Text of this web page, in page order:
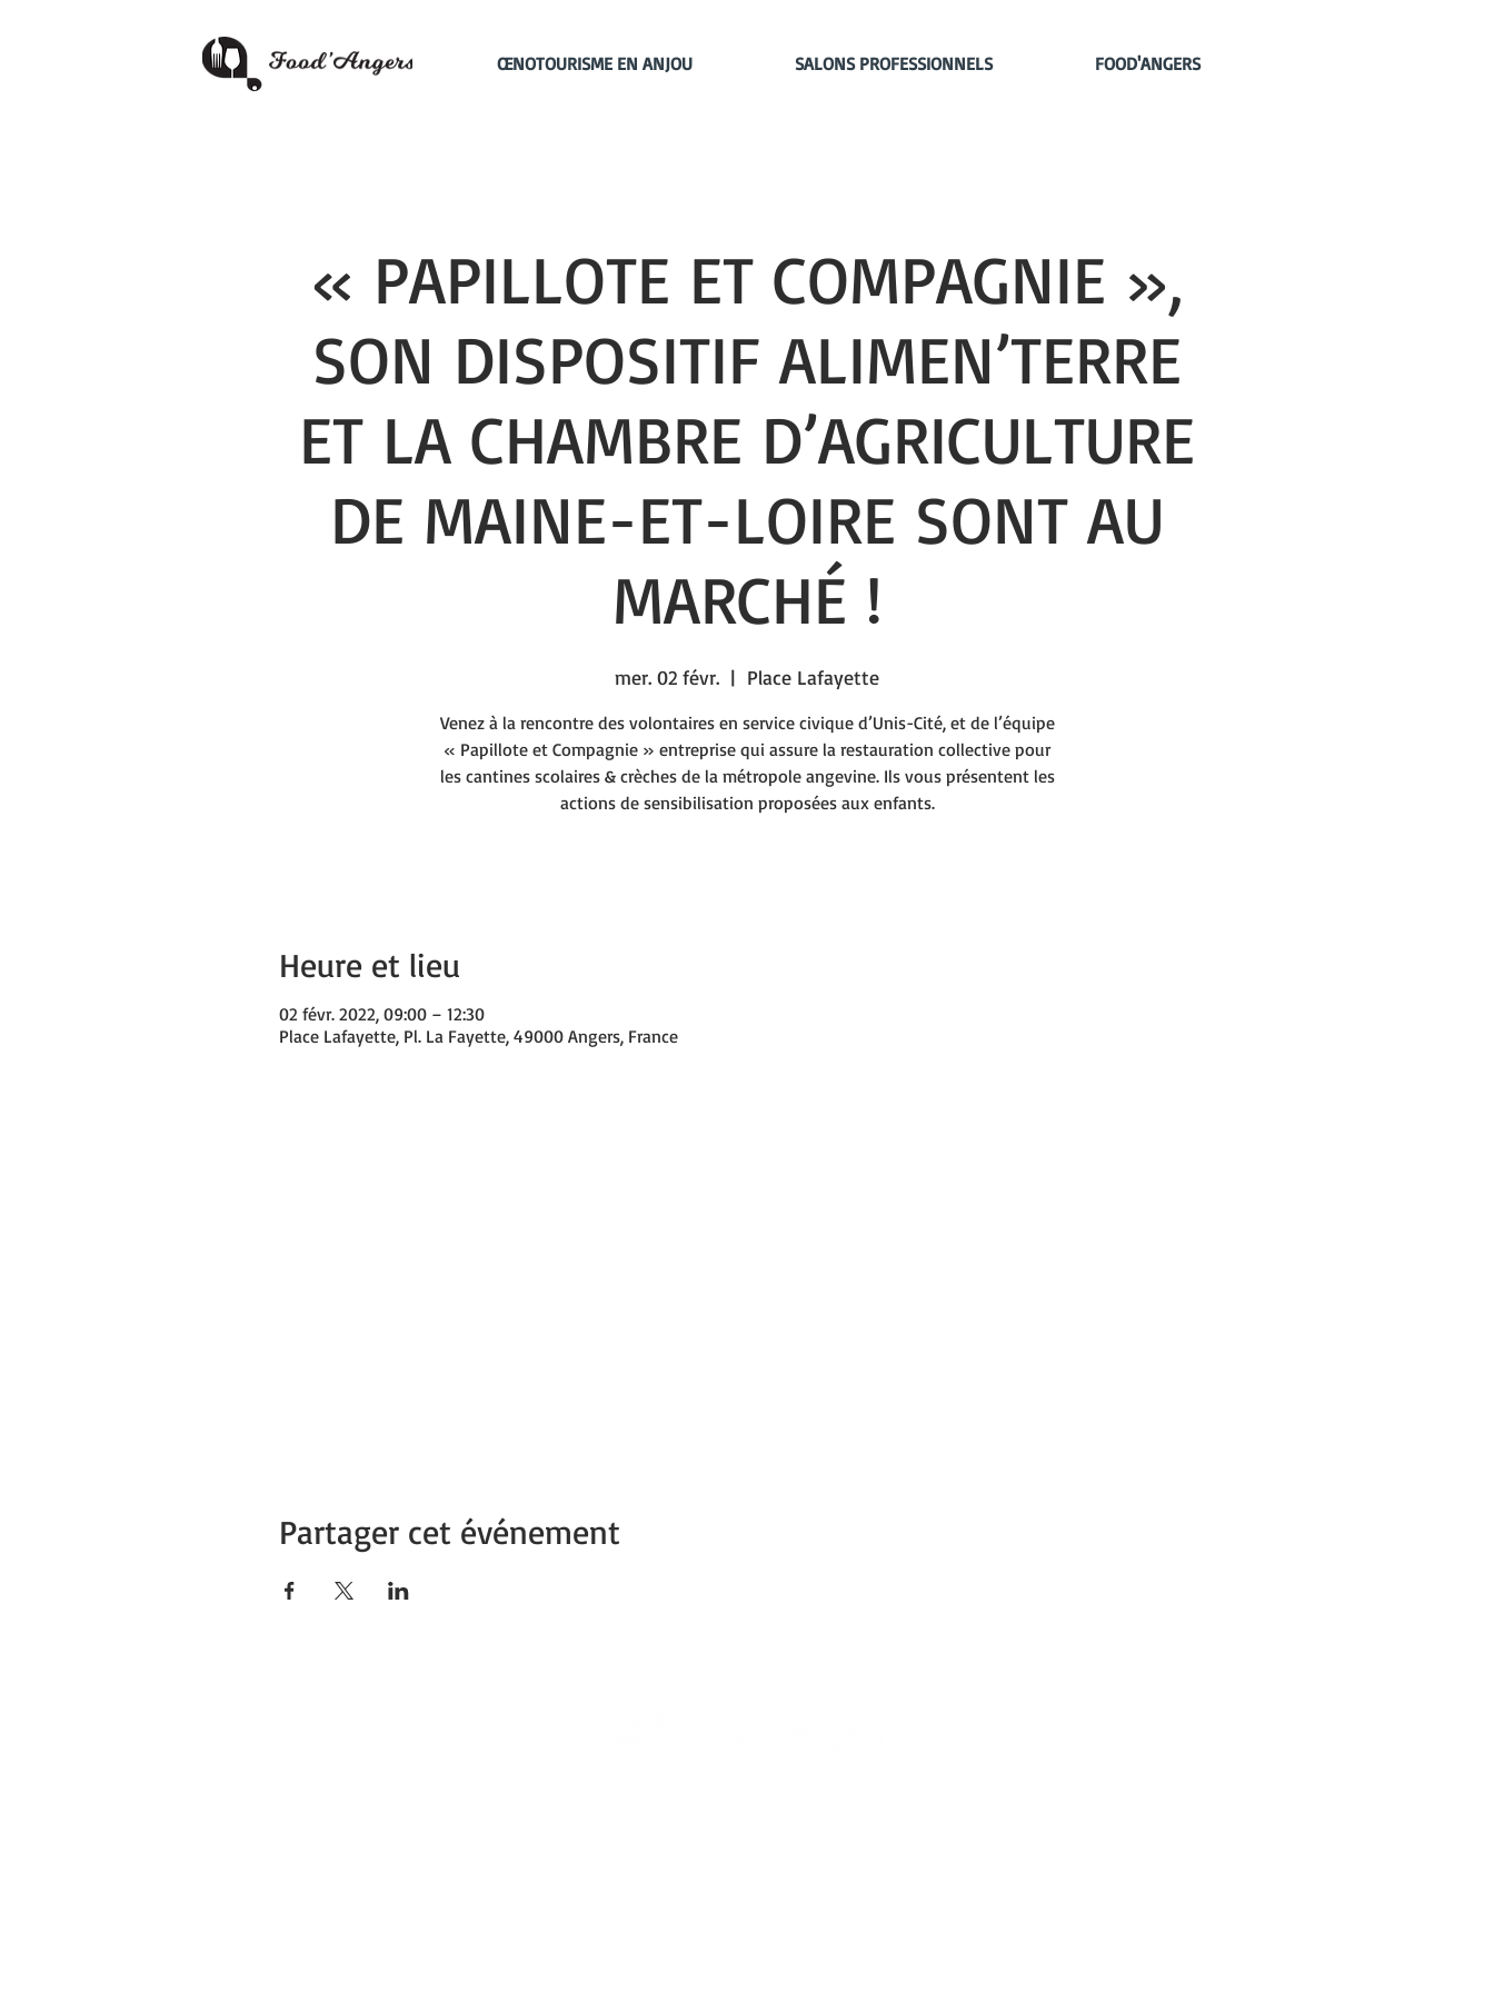
ŒNOTOURISME EN ANJOU SALONS PROFESSIONNELS FOOD'ANGERS
« PAPILLOTE ET COMPAGNIE »,
SON DISPOSITIF ALIMEN’TERRE
ET LA CHAMBRE D’AGRICULTURE
DE MAINE-ET-LOIRE SONT AU
MARCHÉ !
mer. 02 févr.
  |
Place Lafayette
Venez à la rencontre des volontaires en service civique d’Unis-Cité, et de l’équipe
« Papillote et Compagnie » entreprise qui assure la restauration collective pour
les cantines scolaires & crèches de la métropole angevine. Ils vous présentent les
actions de sensibilisation proposées aux enfants.
Heure et lieu
02 févr. 2022, 09:00 – 12:30
Place Lafayette, Pl. La Fayette, 49000 Angers, France
Partager cet événement